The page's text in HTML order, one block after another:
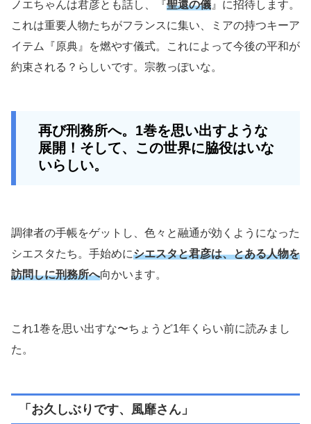
ノエちゃんは君彦とも話し、『聖還の儀 』に招待します。
これは重要人物たちがフランスに集い、ミアの持つキーア
イテム『原典』を燃やす儀式。これによって今後の平和が
約束される？らしいです。宗教っぽいな。
再び刑務所へ。1巻を思い出すような
展開！そして、この世界に脇役はいな
いらしい。
調律者の手帳をゲットし、色々と融通が効くようになった
シエスタたち。手始めにシエスタと君彦は、とある人物を
訪問しに刑務所へ向かいます。
これ1巻を思い出すな〜ちょうど1年くらい前に読みまし
た。
「お久しぶりです、風靡さん」